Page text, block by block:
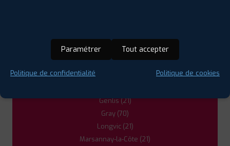
Chevigny-Saint-Sauveur (21)
Dijon (21)
Genlis (21)
Gray (70)
Longvic (21)
Marsannay-la-Côte (21)
Paramétrer Tout accepter
Politique de confidentialité Politique de cookies